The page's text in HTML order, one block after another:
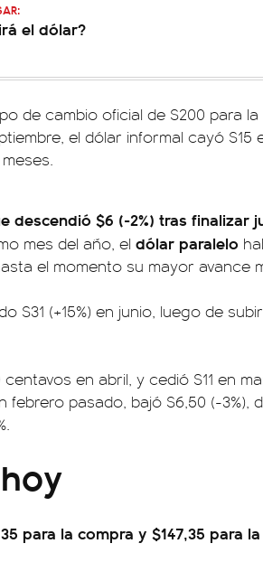
el dólar?
de cambio oficial de $200 para la
el dólar informal cayó $15
descendió $6 (-2%) tras finalizar
mes del año, el dólar paralelo
el momento su mayor avance
$31 (+15%) en junio, luego de
en abril, y cedió $11 en
febrero pasado, bajó $6,50 (-3%),
para la compra y $147,35 para